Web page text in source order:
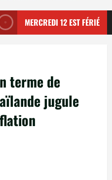
MERCREDI 12 EST FÉRIÉ
terme de
jugule